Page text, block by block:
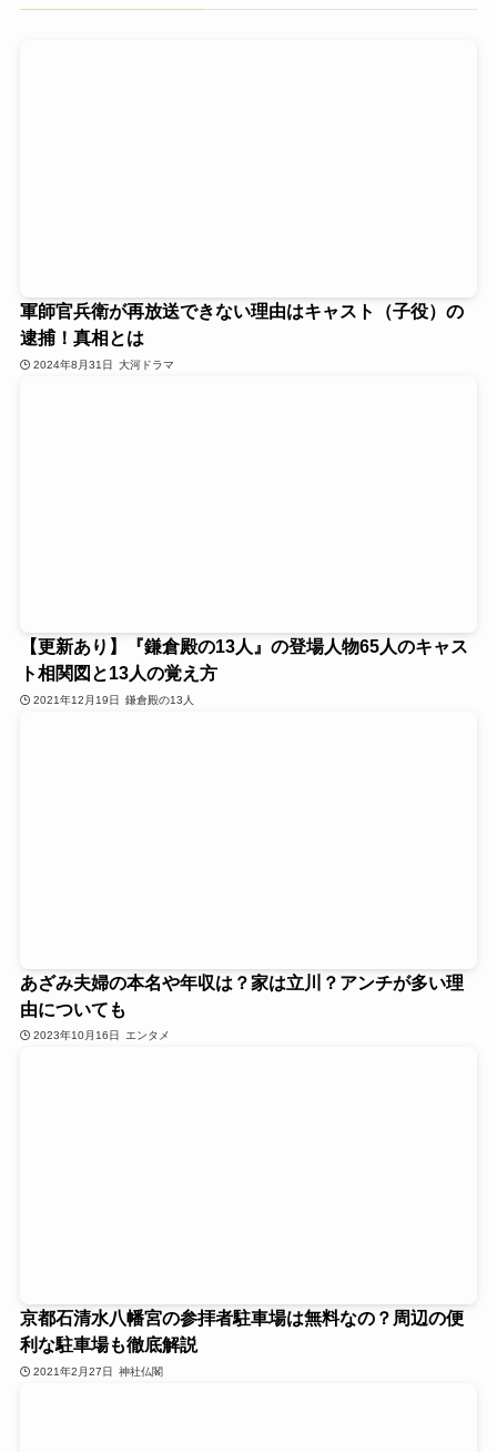
軍師官兵衛が再放送できない理由はキャスト（子役）の
逮捕！真相とは
2024年8月31日 大河ドラマ
【更新あり】『鎌倉殿の13人』の登場人物65人のキャス
ト相関図と13人の覚え方
2021年12月19日 鎌倉殿の13人
あざみ夫婦の本名や年収は？家は立川？アンチが多い理
由についても
2023年10月16日 エンタメ
京都石清水八幡宮の参拝者駐車場は無料なの？周辺の便
利な駐車場も徹底解説
2021年2月27日 神社仏閣